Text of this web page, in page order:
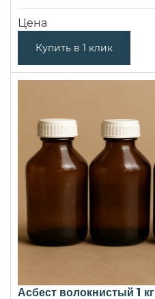
Цена
Купить в 1 клик
Асбест волокнистый 1 кг